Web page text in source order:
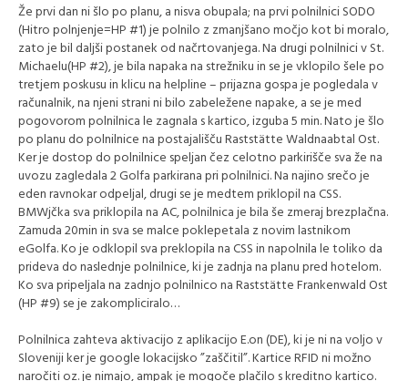
Že prvi dan ni šlo po planu, a nisva obupala; na prvi polnilnici SODO
(Hitro polnjenje=HP #1) je polnilo z zmanjšano močjo kot bi moralo,
zato je bil daljši postanek od načrtovanjega. Na drugi polnilnici v St.
Michaelu(HP #2), je bila napaka na strežniku in se je vklopilo šele po
tretjem poskusu in klicu na helpline – prijazna gospa je pogledala v
računalnik, na njeni strani ni bilo zabeležene napake, a se je med
pogovorom polnilnica le zagnala s kartico, izguba 5 min. Nato je šlo
po planu do polnilnice na postajališču Raststätte Waldnaabtal Ost.
Ker je dostop do polnilnice speljan čez celotno parkirišče sva že na
uvozu zagledala 2 Golfa parkirana pri polnilnici. Na najino srečo je
eden ravnokar odpeljal, drugi se je medtem priklopil na CSS.
BMWjčka sva priklopila na AC, polnilnica je bila še zmeraj brezplačna.
Zamuda 20min in sva se malce poklepetala z novim lastnikom
eGolfa. Ko je odklopil sva preklopila na CSS in napolnila le toliko da
prideva do naslednje polnilnice, ki je zadnja na planu pred hotelom.
Ko sva pripeljala na zadnjo polnilnico na Raststätte Frankenwald Ost
(HP #9) se je zakompliciralo…
Polnilnica zahteva aktivacijo z aplikacijo E.on (DE), ki je ni na voljo v
Sloveniji ker je google lokacijsko ”zaščitil”. Kartice RFID ni možno
naročiti oz. je nimajo, ampak je mogoče plačilo s kreditno kartico.